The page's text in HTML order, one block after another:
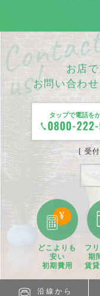
お店
お問い合わ
タップで電話を
[ 受
どこよりも
安い
初期費用
フ
期
賃
沿線から